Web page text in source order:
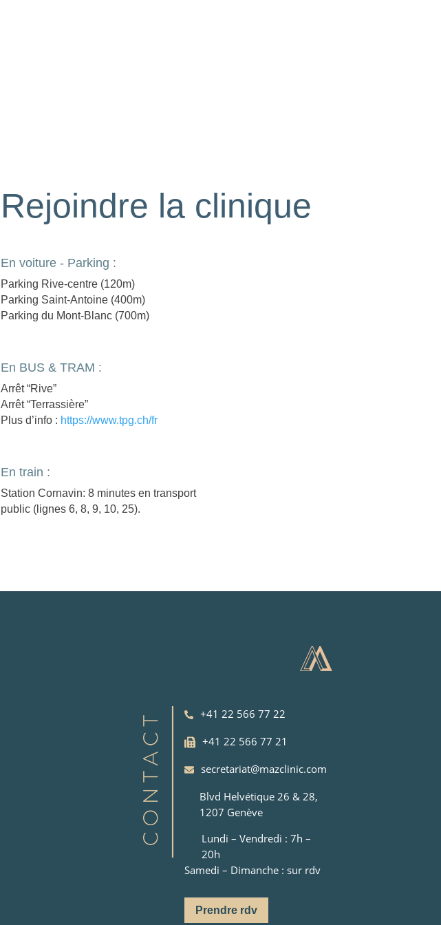
Rejoindre la clinique
En voiture - Parking :
Parking Rive-centre (120m)
Parking Saint-Antoine (400m)
Parking du Mont-Blanc (700m)
En BUS & TRAM :
Arrêt “Rive”
Arrêt “Terrassière”
Plus d’info : https://www.tpg.ch/fr
En train :
Station Cornavin: 8 minutes en transport
public (lignes 6, 8, 9, 10, 25).
+41 22 566 77 22
+41 22 566 77 21
secretariat@mazclinic.com
Blvd Helvétique 26 & 28,
1207 Genève
Lundi – Vendredi : 7h –
20h
Samedi – Dimanche : sur rdv
Prendre rdv